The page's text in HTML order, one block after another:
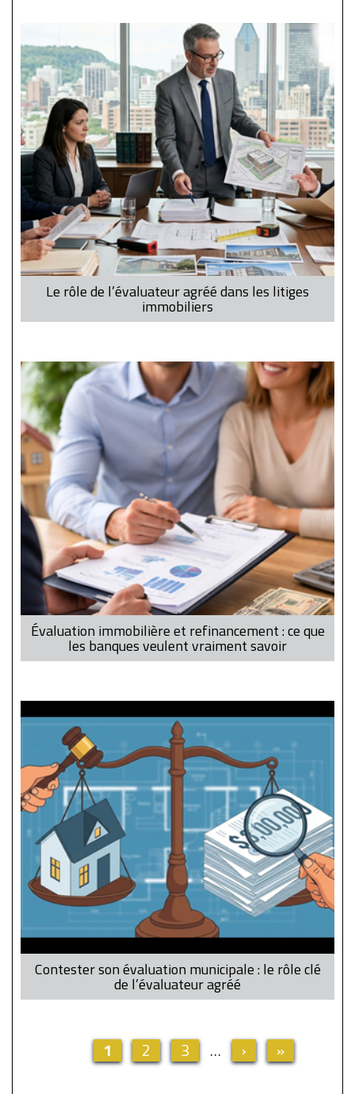
Le rôle de l’évaluateur agréé dans les litiges
immobiliers
Évaluation immobilière et refinancement : ce que
les banques veulent vraiment savoir
Contester son évaluation municipale : le rôle clé
de l’évaluateur agréé
Current
page
1 Page
2 Page
3 …
Next
page
›
Last
page
»